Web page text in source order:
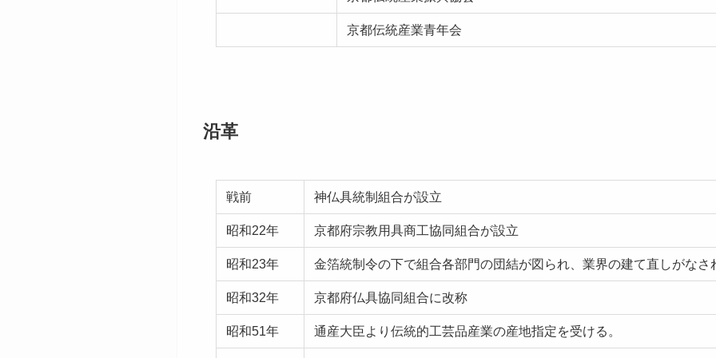
京都伝統産業青年会
沿革
戦前 神仏具統制組合が設立
昭和22年 京都府宗教用具商工協同組合が設立
昭和23年 金箔統制令の下で組合各部門の団結が図られ、業界の建て直しがなさ
昭和32年 京都府仏具協同組合に改称
昭和51年 通産大臣より伝統的工芸品産業の産地指定を受ける。